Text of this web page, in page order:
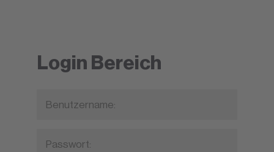
Login Bereich